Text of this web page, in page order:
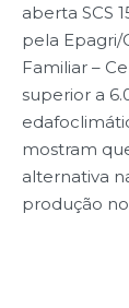
aberta SCS
pela Epagri/
Familiar –
superior a
mostram
alternativa
produção